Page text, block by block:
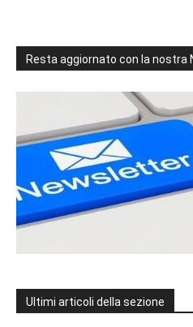
Resta aggiornato con la nostra
Ultimi articoli della sezione